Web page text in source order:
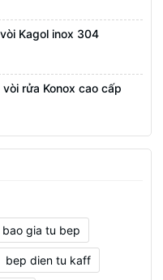
Kagol inox 304
rửa Konox cao cấp
bao gia tu bep
bep dien tu kaff